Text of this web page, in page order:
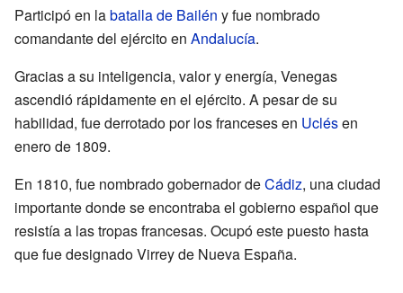
Participó en labatalla de Bailén y fue nombrado
comandante del ejército en Andalucía.
Gracias a su inteligencia, valor y energía, Venegas
ascendió rápidamente en el ejército. A pesar de su
habilidad, fue derrotado por los franceses en Uclésen
enero de 1809.
En 1810, fue nombrado gobernador deCádiz, una ciudad
importante donde se encontraba el gobierno español que
resistía a las tropas francesas. Ocupó este puesto hasta
que fue designado Virrey de Nueva España.